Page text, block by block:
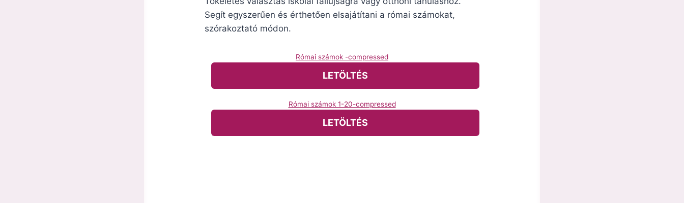
Segít egyszerűen és érthetően elsajátítani a római számokat,
szórakoztató módon.
Római számok -compressed
LETÖLTÉS
Római számok 1-20-compressed
LETÖLTÉS